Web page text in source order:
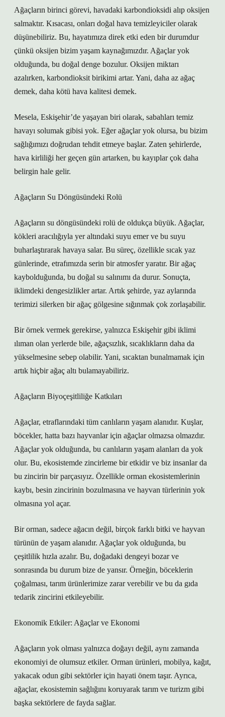
Ağaçların birinci görevi, havadaki karbondioksidi alıp oksijen
salmaktır. Kısacası, onları doğal hava temizleyiciler olarak
düşünebiliriz. Bu, hayatımıza direk etki eden bir durumdur
çünkü oksijen bizim yaşam kaynağımızdır. Ağaçlar yok
olduğunda, bu doğal denge bozulur. Oksijen miktarı
azalırken, karbondioksit birikimi artar. Yani, daha az ağaç
demek, daha kötü hava kalitesi demek.
Mesela, Eskişehir’de yaşayan biri olarak, sabahları temiz
havayı solumak gibisi yok. Eğer ağaçlar yok olursa, bu bizim
sağlığımızı doğrudan tehdit etmeye başlar. Zaten şehirlerde,
hava kirliliği her geçen gün artarken, bu kayıplar çok daha
belirgin hale gelir.
Ağaçların Su Döngüsündeki Rolü
Ağaçların su döngüsündeki rolü de oldukça büyük. Ağaçlar,
kökleri aracılığıyla yer altındaki suyu emer ve bu suyu
buharlaştırarak havaya salar. Bu süreç, özellikle sıcak yaz
günlerinde, etrafımızda serin bir atmosfer yaratır. Bir ağaç
kaybolduğunda, bu doğal su salınımı da durur. Sonuçta,
iklimdeki dengesizlikler artar. Artık şehirde, yaz aylarında
terimizi silerken bir ağaç gölgesine sığınmak çok zorlaşabilir.
Bir örnek vermek gerekirse, yalnızca Eskişehir gibi iklimi
ılıman olan yerlerde bile, ağaçsızlık, sıcaklıkların daha da
yükselmesine sebep olabilir. Yani, sıcaktan bunalmamak için
artık hiçbir ağaç altı bulamayabiliriz.
Ağaçların Biyoçeşitliliğe Katkıları
Ağaçlar, etraflarındaki tüm canlıların yaşam alanıdır. Kuşlar,
böcekler, hatta bazı hayvanlar için ağaçlar olmazsa olmazdır.
Ağaçlar yok olduğunda, bu canlıların yaşam alanları da yok
olur. Bu, ekosistemde zincirleme bir etkidir ve biz insanlar da
bu zincirin bir parçasıyız. Özellikle orman ekosistemlerinin
kaybı, besin zincirinin bozulmasına ve hayvan türlerinin yok
olmasına yol açar.
Bir orman, sadece ağacın değil, birçok farklı bitki ve hayvan
türünün de yaşam alanıdır. Ağaçlar yok olduğunda, bu
çeşitlilik hızla azalır. Bu, doğadaki dengeyi bozar ve
sonrasında bu durum bize de yansır. Örneğin, böceklerin
çoğalması, tarım ürünlerimize zarar verebilir ve bu da gıda
tedarik zincirini etkileyebilir.
Ekonomik Etkiler: Ağaçlar ve Ekonomi
Ağaçların yok olması yalnızca doğayı değil, aynı zamanda
ekonomiyi de olumsuz etkiler. Orman ürünleri, mobilya, kağıt,
yakacak odun gibi sektörler için hayati önem taşır. Ayrıca,
ağaçlar, ekosistemin sağlığını koruyarak tarım ve turizm gibi
başka sektörlere de fayda sağlar.